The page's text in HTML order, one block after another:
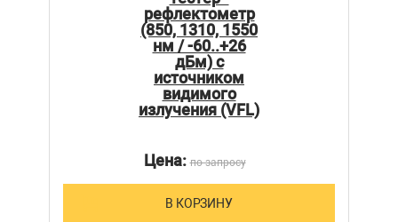
рефлектометр
(850, 1310, 1550
нм / -60..+26
дБм) с
источником
видимого
излучения (VFL)
Цена:по запросу
В КОРЗИНУ